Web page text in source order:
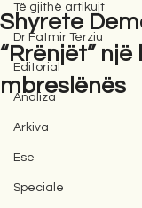
Të gjithë artikujt
Dr Fatmir Terziu
Editorial
Analiza
Arkiva
Ese
Speciale
Shyrete
“Rrënjët” një
mbreslënës